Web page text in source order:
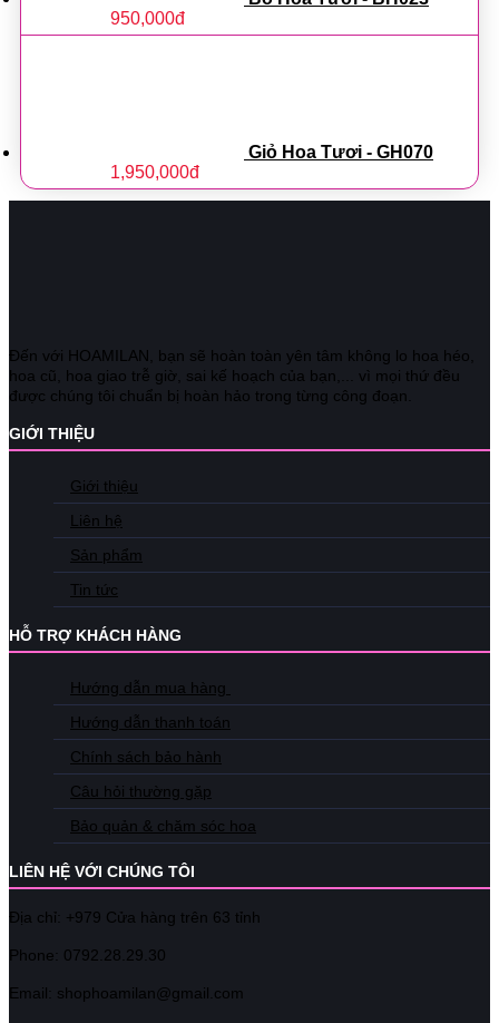
950,000đ
Giỏ Hoa Tươi - GH070
1,950,000đ
Đến với HOAMILAN, bạn sẽ hoàn toàn yên tâm không lo hoa héo,
hoa cũ, hoa giao trễ giờ, sai kế hoạch của bạn,... vì mọi thứ đều
được chúng tôi chuẩn bị hoàn hảo trong từng công đoạn.
GIỚI THIỆU
Giới thiệu
Liên hệ
Sản phẩm
Tin tức
HỖ TRỢ KHÁCH HÀNG
Hướng dẫn mua hàng
Hướng dẫn thanh toán
Chính sách bảo hành
Câu hỏi thường gặp
Bảo quản & chăm sóc hoa
LIÊN HỆ VỚI CHÚNG TÔI
Địa chỉ: +979 Cửa hàng trên 63 tỉnh
Phone: 0792.28.29.30
Email: shophoamilan@gmail.com